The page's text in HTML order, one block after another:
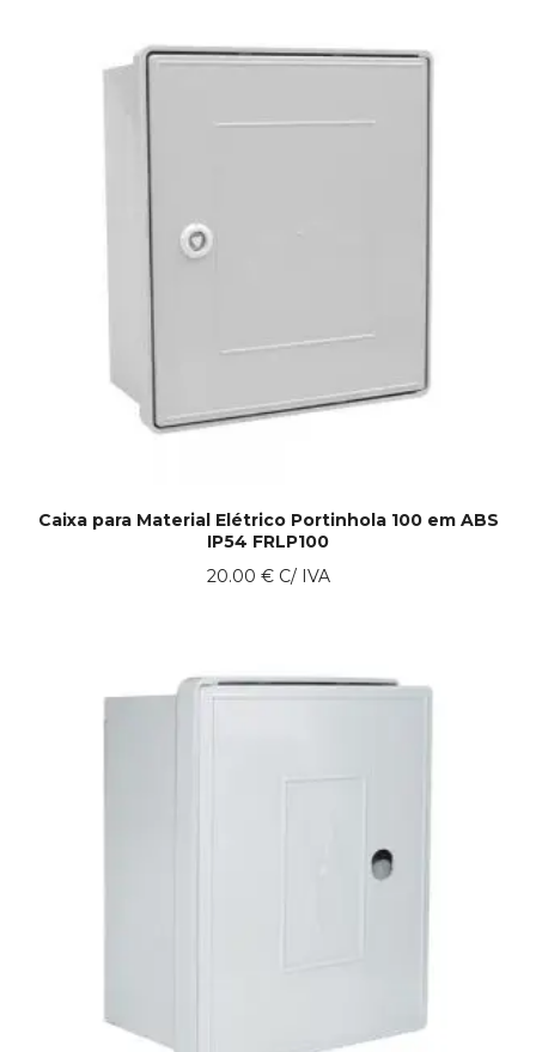
Caixa para Material Elétrico Portinhola 100 em ABS
IP54 FRLP100
20.00 €C/ IVA